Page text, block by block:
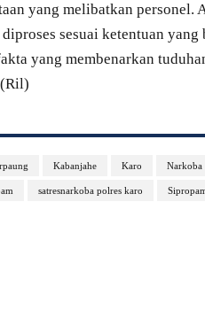
yang melibatkan personel.
sesuai ketentuan
yang membenarkan
Kabanjahe Karo Narkoba
satresnarkoba polres karo